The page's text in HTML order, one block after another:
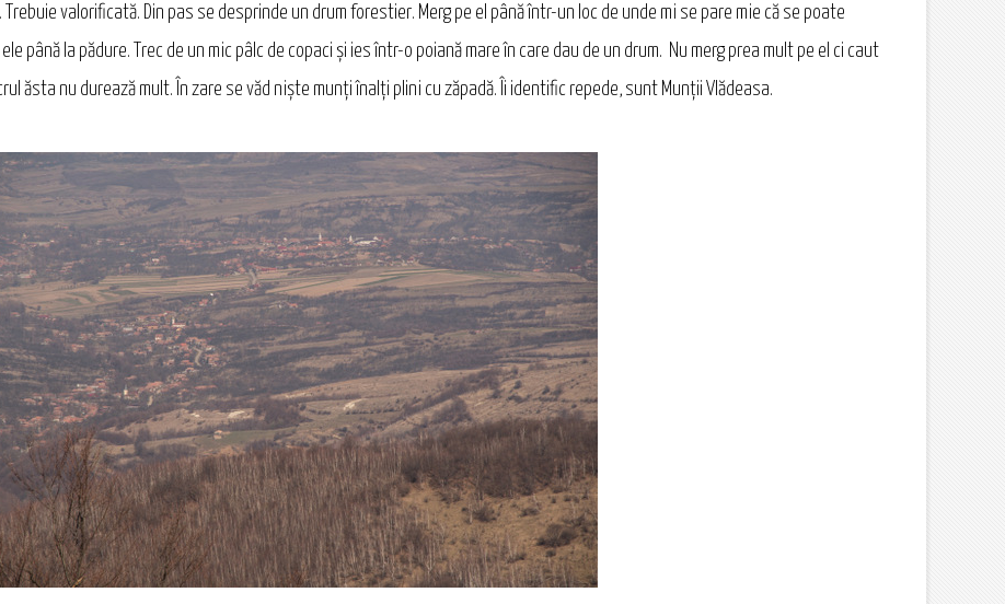
valorificată. Din pas se desprinde un drum forestier. Merg pe el până într-un loc de unde mi se pare mie că se poate
până la pădure. Trec de un mic pâlc de copaci şi ies într-o poiană mare în care dau de un drum. Nu merg prea mult pe el ci caut
ăsta nu durează mult. În zare se văd nişte munţi înalţi plini cu zăpadă. Îi identific repede, sunt Munţii Vlădeasa.